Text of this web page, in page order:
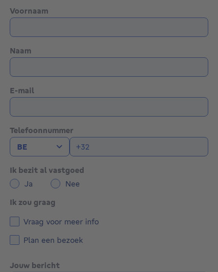
Voornaam
Naam
E-mail
Telefoonnummer
Ik bezit al vastgoed
Ja
Nee
Ik zou graag
Vraag voor meer info
Plan een bezoek
Jouw bericht